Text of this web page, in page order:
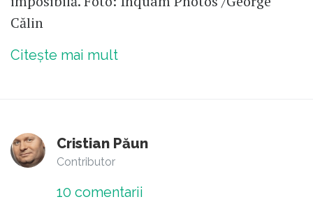
Călin
Citește mai mult
Cristian Păun
Contributor
10 comentarii